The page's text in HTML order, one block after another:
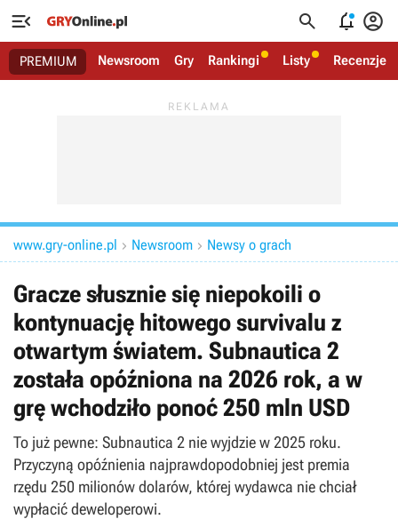
   
PREMIUM Newsroom Gry Rankingi Listy Recenzje
www.gry-online.pl  Newsroom  Newsy o grach
Gracze słusznie się niepokoili o
kontynuację hitowego survivalu z
otwartym światem. Subnautica 2
została opóźniona na 2026 rok, a w
grę wchodziło ponoć 250 mln USD
To już pewne: Subnautica 2 nie wyjdzie w 2025 roku.
Przyczyną opóźnienia najprawdopodobniej jest premia
rzędu 250 milionów dolarów, której wydawca nie chciał
wypłacić deweloperowi.